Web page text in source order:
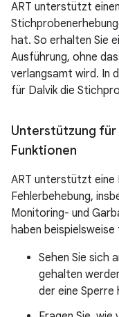
ART unterstützt
hat. So erhalten Sie
Ausführung, ohne
verlangsamt wird. In
für Dalvik die
Unterstützung
Funktionen
ART unterstützt eine
Fehlerbehebung,
Monitoring- und
haben
Sehen Sie sich
gehalten
der eine Sperre